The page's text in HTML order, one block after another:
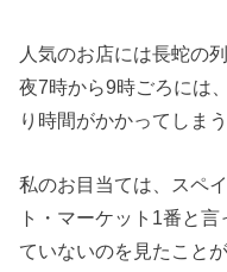
人気のお店には長蛇の
夜7時から9時ごろには
り時間がかかってしま
私のお目当ては、スペ
ト・マーケット1番と
ていないのを見たこと